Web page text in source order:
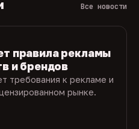
Все новости
правила рекламы
и брендов
требования к рекламе и
рынке.